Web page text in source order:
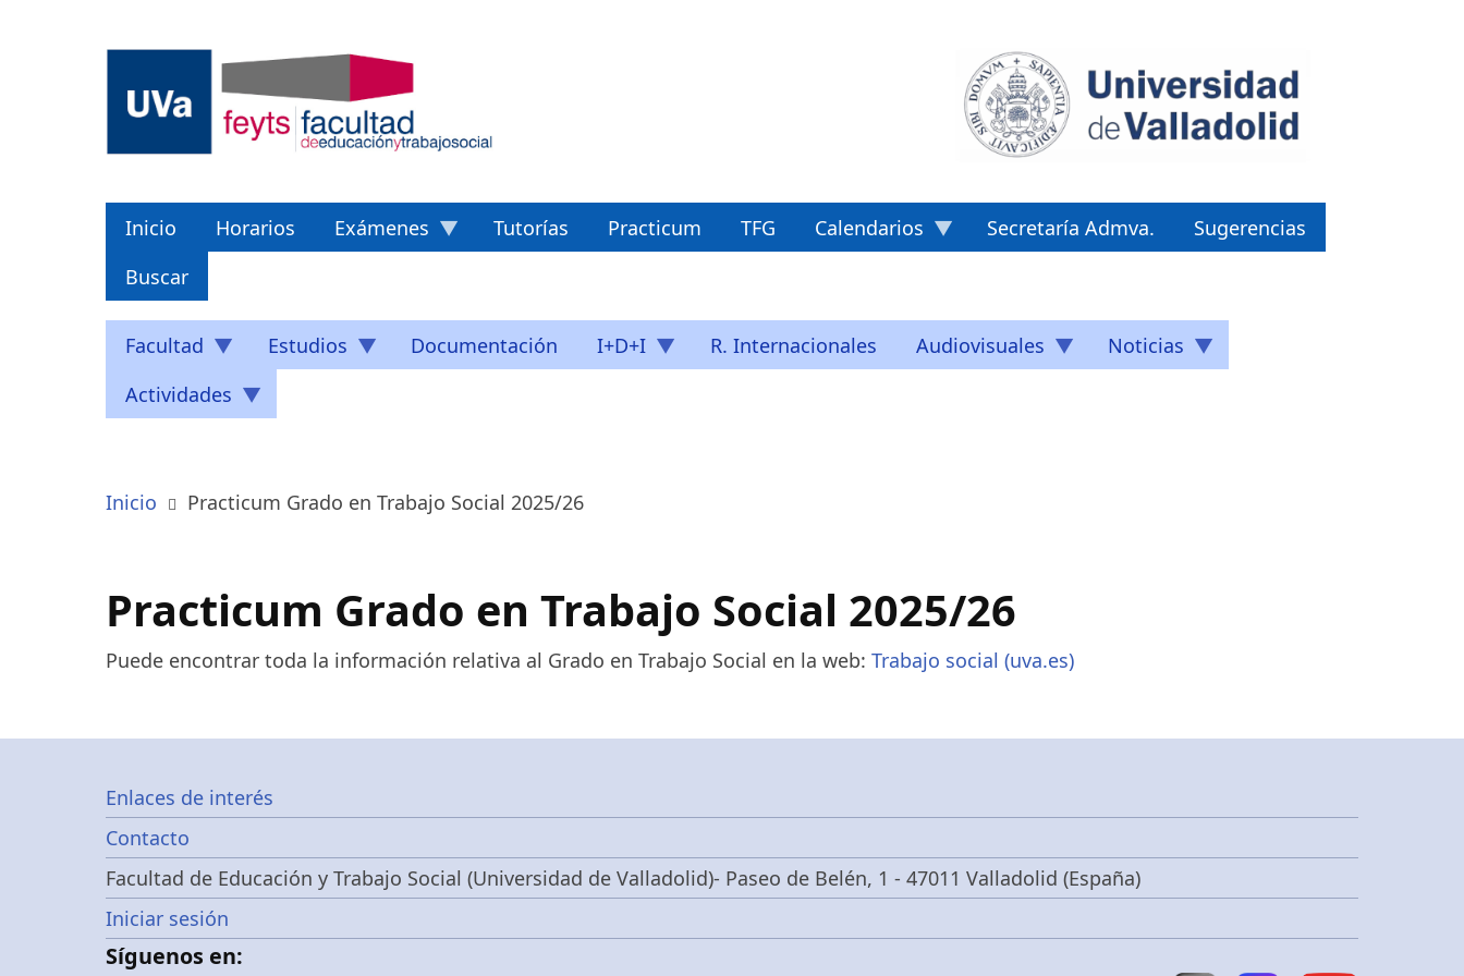
Inicio Horarios Exámenes Tutorías Practicum TFG Calendarios Secretaría Admva.
Sugerencias
Buscar
Facultad Estudios Documentación I+D+I R. Internacionales Audiovisuales
Noticias
Actividades
Inicio Practicum Grado en Trabajo Social 2025/26
Practicum Grado en Trabajo Social 2025/26
Puede encontrar toda la información relativa al Grado en Trabajo Social en la web: Trabajo social (uva.es)
Footer
menu
Enlaces de interés
Contacto
Facultad de Educación y Trabajo Social (Universidad de Valladolid)- Paseo de Belén, 1 - 47011 Valladolid (España)
Menú
Iniciar sesión
Síguenos en: